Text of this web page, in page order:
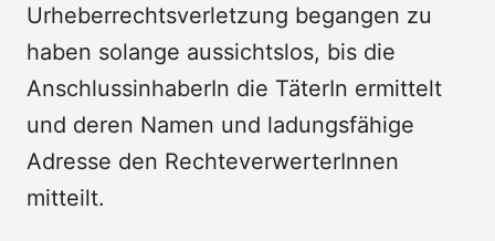
Urheberrechtsverletzung begangen zu
haben solange aussichtslos, bis die
AnschlussinhaberIn die TäterIn ermittelt
und deren Namen und ladungsfähige
Adresse den RechteverwerterInnen
mitteilt.